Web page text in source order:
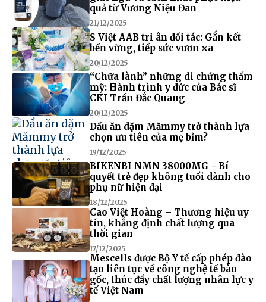
quả từ Vương Niệu Đan
21/12/2025
S Việt AAB tri ân đối tác: Gắn kết
bền vững, tiếp sức vươn xa
20/12/2025
“Chữa lành” những di chứng thẩm
mỹ: Hành trình y đức của Bác sĩ
CKI Trần Đắc Quang
20/12/2025
Dầu ăn dặm Mămmy trở thành lựa
chọn ưu tiên của mẹ bỉm?
19/12/2025
BIKENBI NMN 38000MG - Bí
quyết trẻ đẹp không tuổi dành cho
phụ nữ hiện đại
18/12/2025
Cao Việt Hoàng – Thương hiệu uy
tín, khẳng định chất lượng qua
thời gian
17/12/2025
Mescells được Bộ Y tế cấp phép đào
tạo liên tục về công nghệ tế bào
gốc, thúc đẩy chất lượng nhân lực y
tế Việt Nam